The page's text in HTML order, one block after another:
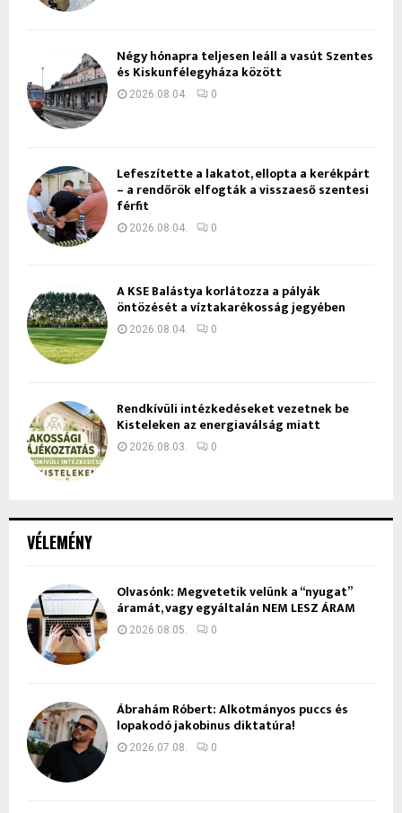
VÉLEMÉNY
Olvasónk: Megvetetik velünk a “nyugat”
áramát, vagy egyáltalán NEM LESZ ÁRAM
2026.08.05. 0
Ábrahám Róbert: Alkotmányos puccs és
lopakodó jakobinus diktatúra!
2026.07.08. 0
Négy hónapra teljesen leáll a vasút Szentes
és Kiskunfélegyháza között
2026.08.04. 0
Lefeszítette a lakatot, ellopta a kerékpárt
– a rendőrök elfogták a visszaeső szentesi
férfit
2026.08.04. 0
A KSE Balástya korlátozza a pályák
öntözését a víztakarékosság jegyében
2026.08.04. 0
Rendkívüli intézkedéseket vezetnek be
Kisteleken az energiaválság miatt
2026.08.03. 0